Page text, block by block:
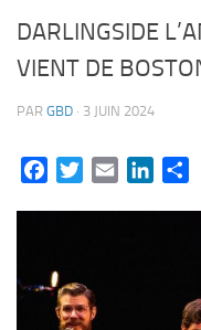
DARLINGSIDE
VIENT DE
PAR GBD · 3 JUIN 2024
FacebookTwitterEmail